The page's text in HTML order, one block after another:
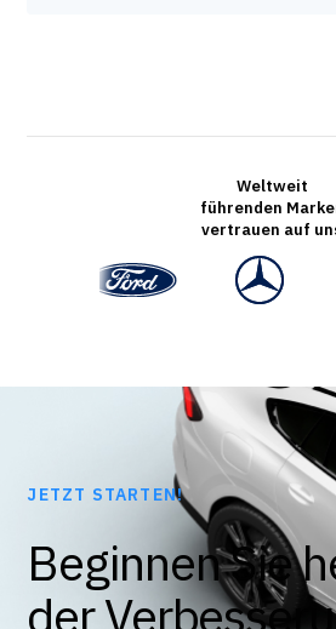
Weltweit
führenden
vertrauen auf
JETZT STARTEN!
Beginnen Sie
der